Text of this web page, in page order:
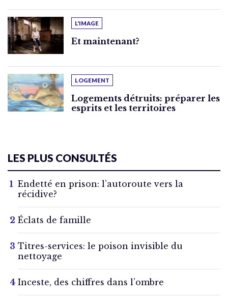
L'IMAGE
Et maintenant?
LOGEMENT
Logements détruits: préparer les
esprits et les territoires
LES PLUS CONSULTÉS
Endetté en prison: l’autoroute vers la
récidive?
Éclats de famille
Titres-services: le poison invisible du
nettoyage
Inceste, des chiffres dans l’ombre